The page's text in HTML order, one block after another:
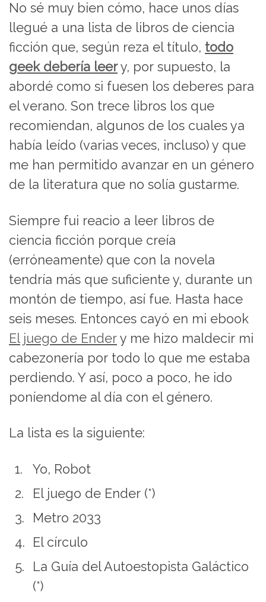
No sé muy bien cómo, hace unos días
llegué a una lista de libros de ciencia
ficción que, según reza el título, todo
geek debería leery, por supuesto, la
abordé como si fuesen los deberes para
el verano. Son trece libros los que
recomiendan, algunos de los cuales ya
había leído (varias veces, incluso) y que
me han permitido avanzar en un género
de la literatura que no solía gustarme.
Siempre fui reacio a leer libros de
ciencia ficción porque creía
(erróneamente) que con la novela
tendría más que suficiente y, durante un
montón de tiempo, así fue. Hasta hace
seis meses. Entonces cayó en mi ebook
El juego de Ender y me hizo maldecir mi
cabezonería por todo lo que me estaba
perdiendo. Y así, poco a poco, he ido
poníendome al día con el género.
La lista es la siguiente:
Yo, Robot
El juego de Ender (*)
Metro 2033
El círculo
La Guía del Autoestopista Galáctico
(*)